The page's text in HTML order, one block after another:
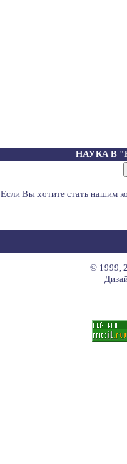
НАУКА В
Если Вы хотите стать нашим
© 1999,